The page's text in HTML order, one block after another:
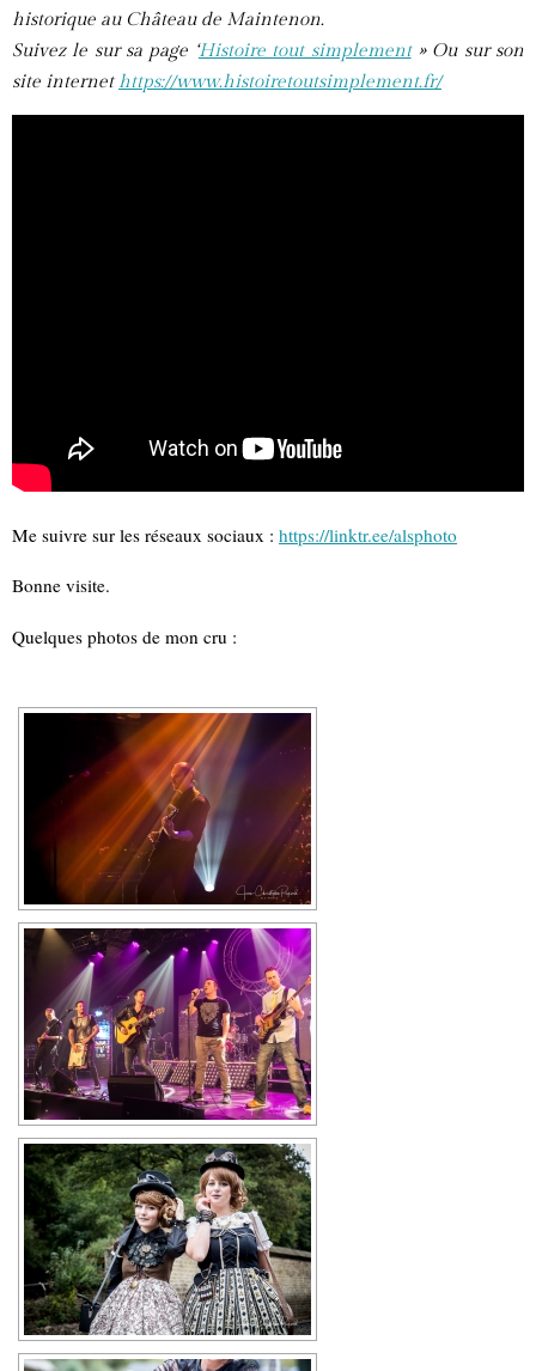
historique au Château de Maintenon.
Suivez le sur sa page ‘Histoire tout simplement» Ou sur son
site internet https://www.histoiretoutsimplement.fr/
Me suivre sur les réseaux sociaux : https://linktr.ee/alsphoto
Bonne visite.
Quelques photos de mon cru :